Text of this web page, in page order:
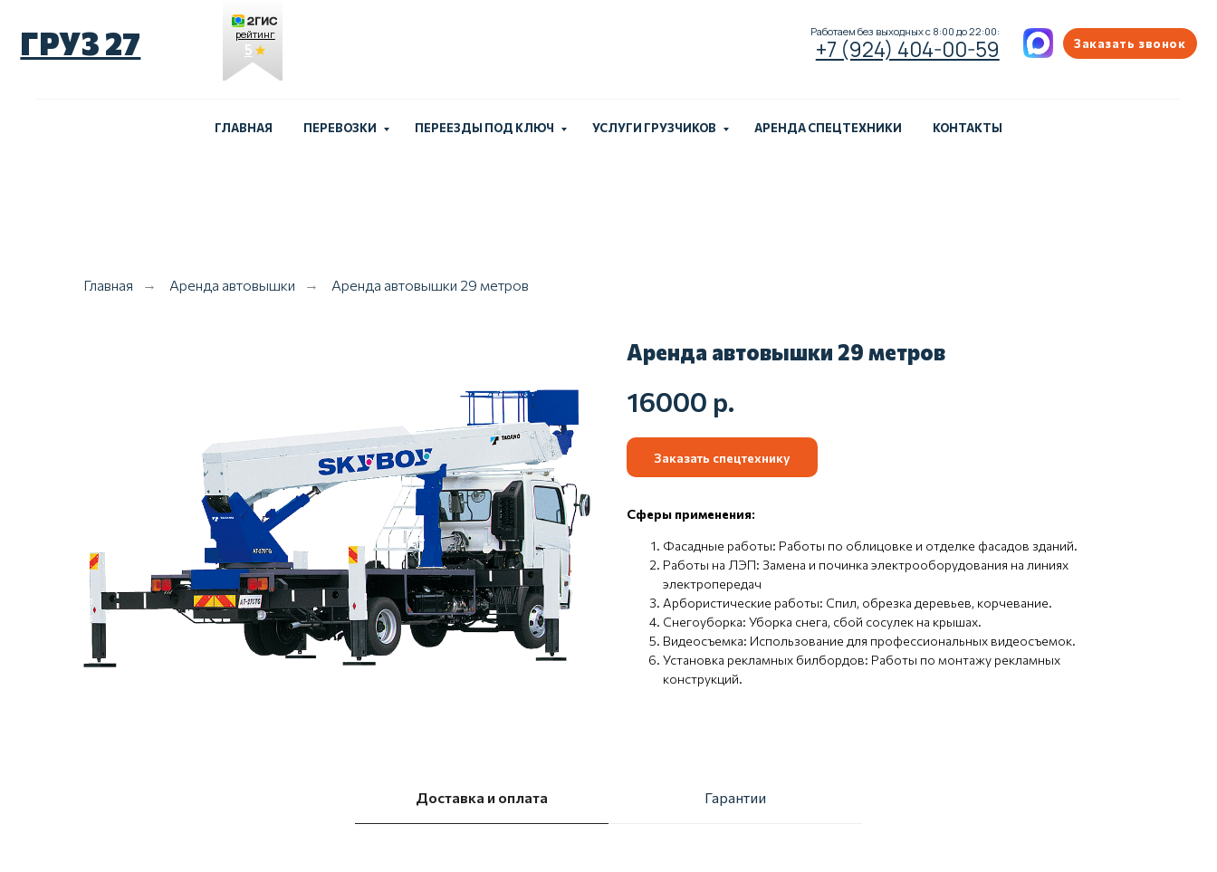
Заказать звонок
ГРУЗ 27 Работаем без выходных с 8:00 до 22:00:
+7 (924) 404-00-59
рейтинг
ГЛАВНАЯ ПЕРЕВОЗКИ ПЕРЕЕЗДЫ ПОД КЛЮЧ УСЛУГИ ГРУЗЧИКОВ АРЕНДА СПЕЦТЕХНИКИ КОНТАКТЫ
Главная → Аренда автовышки → Аренда автовышки 29 метров
Аренда автовышки 29 метров
16000 р.
Заказать спецтехнику
Сферы применения:
Фасадные работы: Работы по облицовке и отделке фасадов зданий.
Работы на ЛЭП: Замена и починка электрооборудования на линиях
электропередач
Арбористические работы: Спил, обрезка деревьев, корчевание.
Снегоуборка: Уборка снега, сбой сосулек на крышах.
Видеосъемка: Использование для профессиональных видеосъемок.
Установка рекламных билбордов: Работы по монтажу рекламных
конструкций.
Доставка и оплата Гарантии